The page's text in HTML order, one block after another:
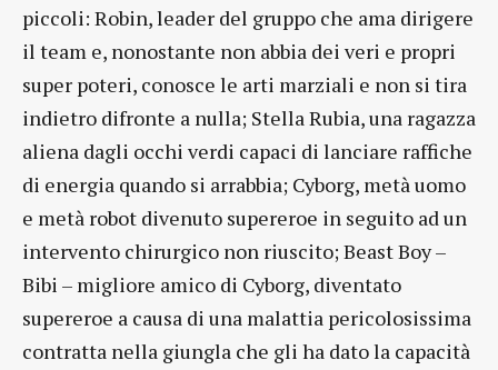
piccoli: Robin, leader del gruppo che ama dirigere
il team e, nonostante non abbia dei veri e propri
super poteri, conosce le arti marziali e non si tira
indietro difronte a nulla; Stella Rubia, una ragazza
aliena dagli occhi verdi capaci di lanciare raffiche
di energia quando si arrabbia; Cyborg, metà uomo
e metà robot divenuto supereroe in seguito ad un
intervento chirurgico non riuscito; Beast Boy –
Bibi – migliore amico di Cyborg, diventato
supereroe a causa di una malattia pericolosissima
contratta nella giungla che gli ha dato la capacità